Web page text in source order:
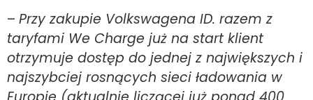
– Przy zakupie Volkswagena ID. razem z
taryfami We Charge już na start klient
otrzymuje dostęp do jednej z największych i
najszybciej rosnących sieci ładowania w